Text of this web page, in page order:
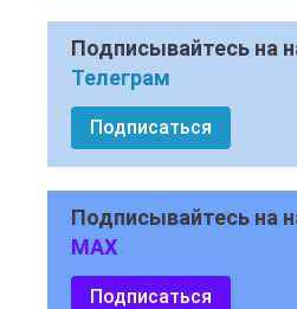
Подписывайтесь на
Телеграм
Подписаться
Подписывайтесь на
MAX
Подписаться